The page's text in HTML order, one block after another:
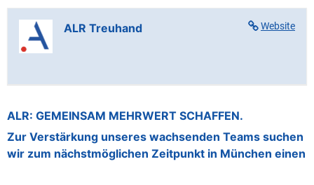
Website
ALR Treuhand
ALR: GEMEINSAM MEHRWERT SCHAFFEN.
Zur Verstärkung unseres wachsenden Teams suchen
wir zum nächstmöglichen Zeitpunkt in München einen